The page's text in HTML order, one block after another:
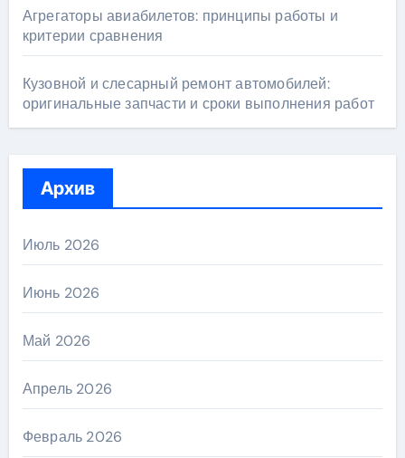
Агрегаторы авиабилетов: принципы работы и
критерии сравнения
Кузовной и слесарный ремонт автомобилей:
оригинальные запчасти и сроки выполнения работ
Архив
Июль 2026
Июнь 2026
Май 2026
Апрель 2026
Февраль 2026